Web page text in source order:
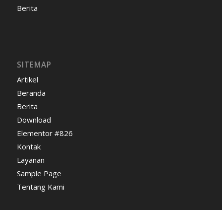
Berita
SITEMAP
Artikel
Beranda
Berita
Download
Elementor #826
Kontak
Layanan
Sample Page
Tentang Kami